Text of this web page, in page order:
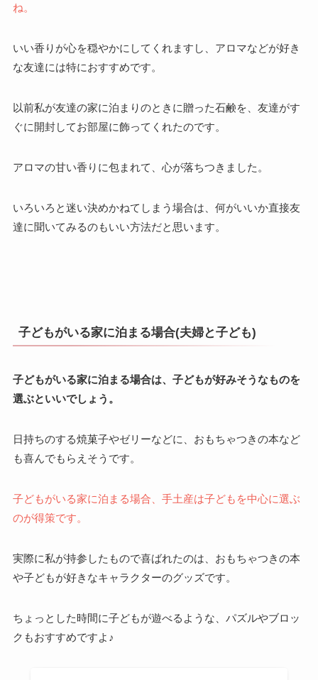
ね。
いい香りが心を穏やかにしてくれますし、アロマなどが好き
な友達には特におすすめです。
以前私が友達の家に泊まりのときに贈った石鹸を、友達がす
ぐに開封してお部屋に飾ってくれたのです。
アロマの甘い香りに包まれて、心が落ちつきました。
いろいろと迷い決めかねてしまう場合は、何がいいか直接友
達に聞いてみるのもいい方法だと思います。
子どもがいる家に泊まる場合(夫婦と子ども)
子どもがいる家に泊まる場合は、子どもが好みそうなものを
選ぶといいでしょう。
日持ちのする焼菓子やゼリーなどに、おもちゃつきの本など
も喜んでもらえそうです。
子どもがいる家に泊まる場合、手土産は子どもを中心に選ぶ
のが得策です。
実際に私が持参したもので喜ばれたのは、おもちゃつきの本
や子どもが好きなキャラクターのグッズです。
ちょっとした時間に子どもが遊べるような、パズルやブロッ
クもおすすめですよ♪